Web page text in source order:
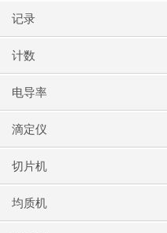
记录
计数
电导率
滴定仪
切片机
均质机